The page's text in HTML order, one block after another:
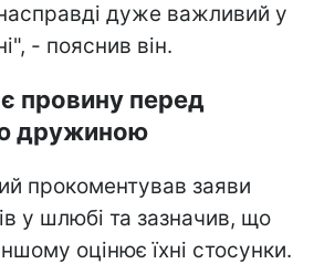
дуже важливий у
- пояснив він.
провину перед
дружиною
прокоментував заяви
у шлюбі та зазначив, що
оцінює їхні стосунки.